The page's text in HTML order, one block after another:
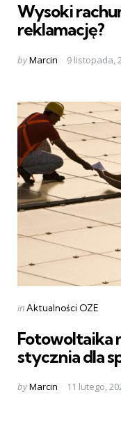
Wysoki
reklamację?
Posted
byMarcin 9 listopada,
Categories
Posted
inAktualności OZE
Fotowoltaika
stycznia dla
Posted
byMarcin 11 lutego,